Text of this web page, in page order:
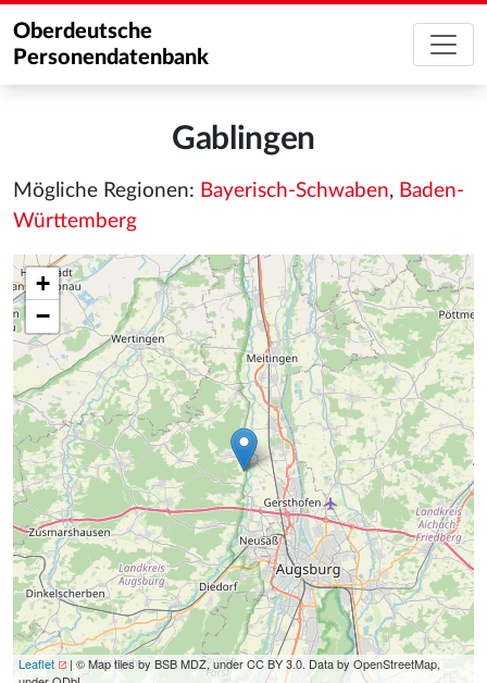
Oberdeutsche
Personendatenbank
Gablingen
Mögliche Regionen: Bayerisch-Schwaben, Baden-
Württemberg
+
−
Leaflet
| © Map tiles by BSB MDZ, under CC BY 3.0. Data by OpenStreetMap,